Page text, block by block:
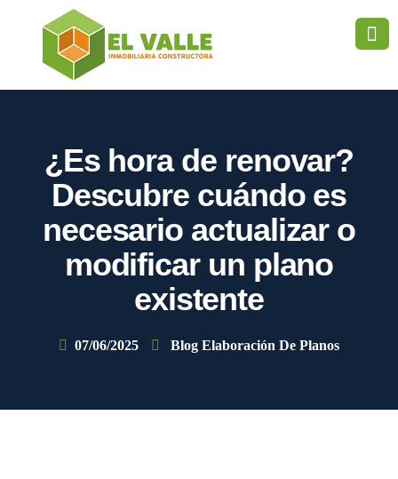
¿Es hora de renovar?
Descubre cuándo es
necesario actualizar o
modificar un plano
existente
07/06/2025 Blog Elaboración De Planos